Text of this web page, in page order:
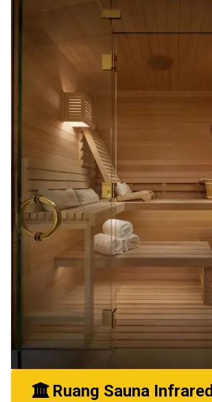
Ruang Sauna Infrared